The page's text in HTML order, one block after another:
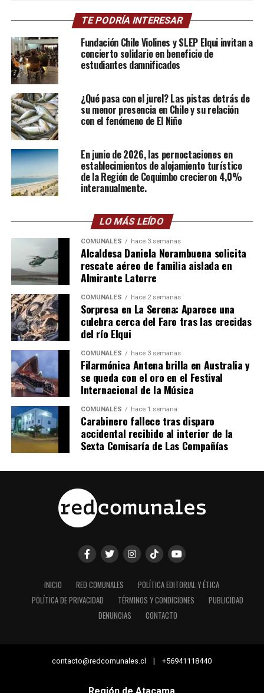
TE PODRÍA INTERESAR
Fundación Chile Violines y SLEP Elqui invitan a
concierto solidario en beneficio de
estudiantes damnificados
¿Qué pasa con el jurel? Las pistas detrás de
su menor presencia en Chile y su relación
con el fenómeno de El Niño
En junio de 2026, las pernoctaciones en
establecimientos de alojamiento turístico
de la Región de Coquimbo crecieron 4,0%
interanualmente.
LO MÁS LEÍDO
COMUNALES hace 3 semanas
Alcaldesa Daniela Norambuena solicita
rescate aéreo de familia aislada en
Almirante Latorre
COMUNALES hace 2 semanas
Sorpresa en La Serena: Aparece una
culebra cerca del Faro tras las crecidas
del río Elqui
COMUNALES hace 3 semanas
Filarmónica Antena brilla en Australia y
se queda con el oro en el Festival
Internacional de la Música
COMUNALES hace 1 semana
Carabinero fallece tras disparo
accidental recibido al interior de la
Sexta Comisaría de Las Compañías
INICIO RED COMUNALES
POLÍTICA EDITORIAL Y ÉTICA
POLÍTICA DE PRIVACIDAD
TÉRMINOS Y CONDICIONES
PUBLICIDAD
DENUNCIAS
CONTACTO
contacto@redcomunales.cl | +56941118440